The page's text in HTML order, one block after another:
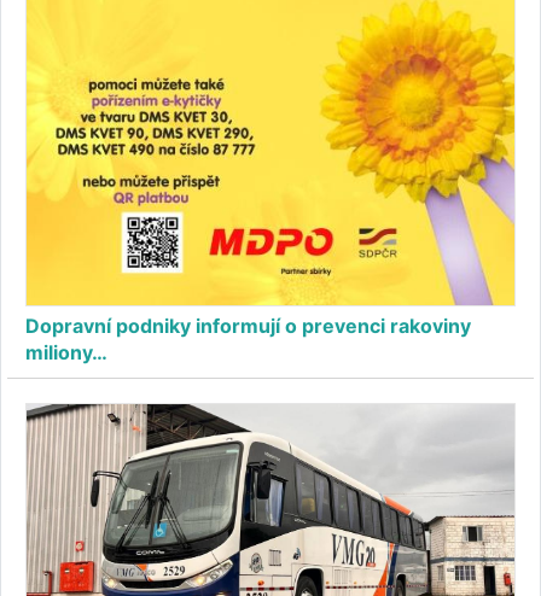
Dopravní podniky informují o prevenci rakoviny
miliony…